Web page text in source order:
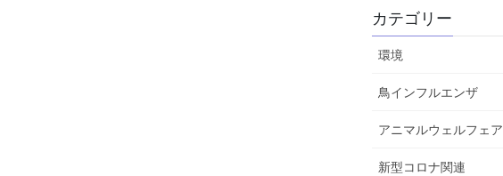
カテゴリー
環境
鳥インフルエンザ
アニマルウェルフェア
新型コロナ関連